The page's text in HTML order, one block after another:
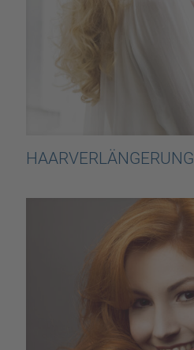
HAARVERLÄNGERUNG